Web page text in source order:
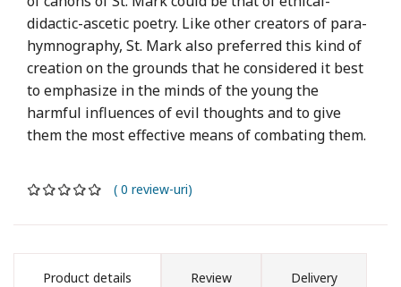
didactic-ascetic poetry. Like other creators of para-
hymnography, St. Mark also preferred this kind of
creation on the grounds that he considered it best
to emphasize in the minds of the young the
harmful influences of evil thoughts and to give
them the most effective means of combating them.
( 0 review-uri)
Product details Review Delivery